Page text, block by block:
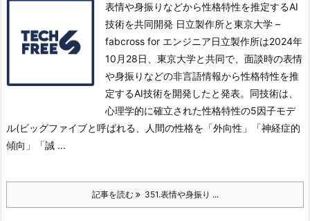
表情や身振りなどから性格特性を推定するAI
技術を共同開発 日立製作所と東京大学 –
fabcross for エンジニア日立製作所は2024年
10月28日、東京大学と共同で、面談時の表情
や身振りなどの非言語情報から性格特性を推
定するAI技術を開発したと発表。 同技術は、
心理学的に確立された性格特性の5因子モデ
ル(ビッグファイブと呼ばれる、人間の性格を「外向性」「神経症的
傾向」「誠 ...
記事を読む 351.表情や身振り ...